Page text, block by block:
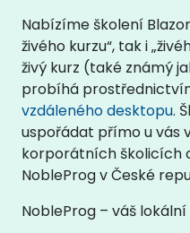
Nabízíme školení
živého kurzu“, tak i
živý kurz (také známý
probíhá
vzdáleného desktopu.
uspořádat přímo u vás
korporátních školicích
NobleProg v České
NobleProg – váš